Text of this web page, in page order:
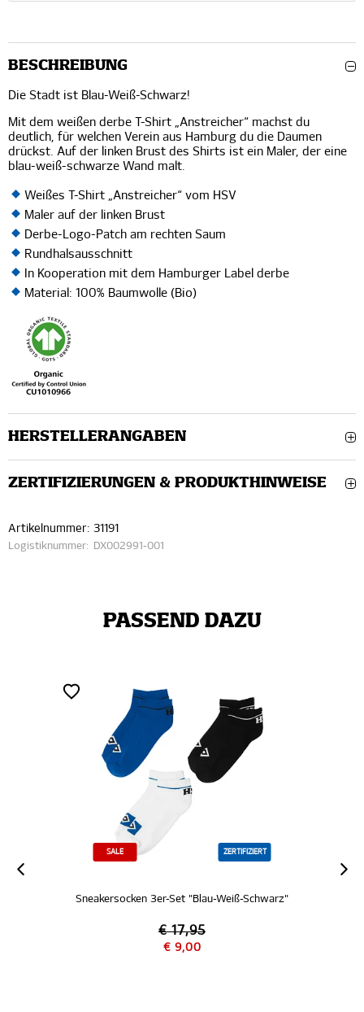
BESCHREIBUNG
Die Stadt ist Blau-Weiß-Schwarz!
Mit dem weißen derbe T-Shirt „Anstreicher“ machst du
deutlich, für welchen Verein aus Hamburg du die Daumen
drückst. Auf der linken Brust des Shirts ist ein Maler, der eine
blau-weiß-schwarze Wand malt.
Weißes T-Shirt „Anstreicher“ vom HSV
Maler auf der linken Brust
Derbe-Logo-Patch am rechten Saum
Rundhalsausschnitt
In Kooperation mit dem Hamburger Label derbe
Material: 100% Baumwolle (Bio)
HERSTELLERANGABEN
ZERTIFIZIERUNGEN & PRODUKTHINWEISE
Artikelnummer: 31191
Logistiknummer: DX002991-001
PASSEND DAZU
SALE ZERTIFIZIERT
Sneakersocken 3er-Set "Blau-Weiß-Schwarz"
€ 17,95
€ 9,00